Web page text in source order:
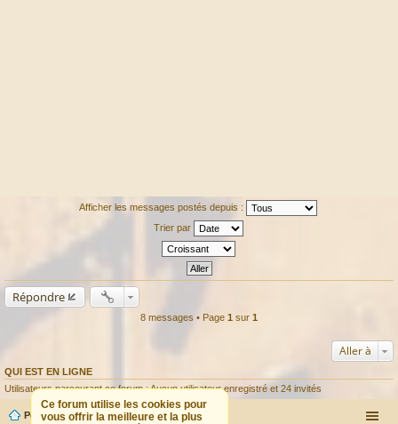
Afficher les messages postés depuis :
Trier par
Répondre
8 messages • Page 1 sur 1
Aller à
QUI EST EN LIGNE
Utilisateurs parcourant ce forum : Aucun utilisateur enregistré et 24 invités
Ce forum utilise les cookies pour
vous offrir la meilleure et la plus
Portail Forum